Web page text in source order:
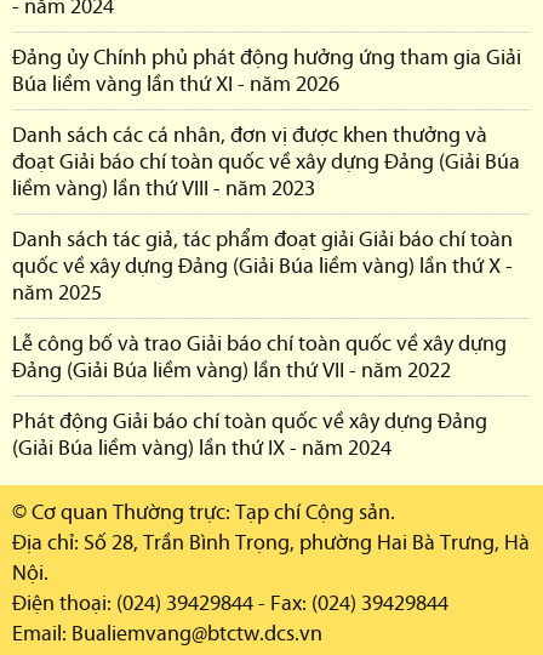
- năm 2024
Đảng ủy Chính phủ phát động hưởng ứng tham gia Giải
Búa liềm vàng lần thứ XI - năm 2026
Danh sách các cá nhân, đơn vị được khen thưởng và
đoạt Giải báo chí toàn quốc về xây dựng Đảng (Giải Búa
liềm vàng) lần thứ VIII - năm 2023
Danh sách tác giả, tác phẩm đoạt giải Giải báo chí toàn
quốc về xây dựng Đảng (Giải Búa liềm vàng) lần thứ X -
năm 2025
Lễ công bố và trao Giải báo chí toàn quốc về xây dựng
Đảng (Giải Búa liềm vàng) lần thứ VII - năm 2022
Phát động Giải báo chí toàn quốc về xây dựng Đảng
(Giải Búa liềm vàng) lần thứ IX - năm 2024
© Cơ quan Thường trực: Tạp chí Cộng sản.
Địa chỉ: Số 28, Trần Bình Trọng, phường Hai Bà Trưng, Hà
Nội.
Điện thoại: (024) 39429844 - Fax: (024) 39429844
Email: Bualiemvang@btctw.dcs.vn